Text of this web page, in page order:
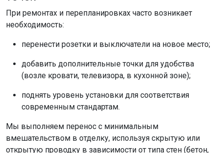
При ремонтах и перепланировках часто возникает
необходимость:
перенести розетки и выключатели на новое место;
добавить дополнительные точки для удобства
(возле кровати, телевизора, в кухонной зоне);
поднять уровень установки для соответствия
современным стандартам.
Мы выполняем перенос с минимальным
вмешательством в отделку, используя скрытую или
открытую проводку в зависимости от типа стен (бетон,